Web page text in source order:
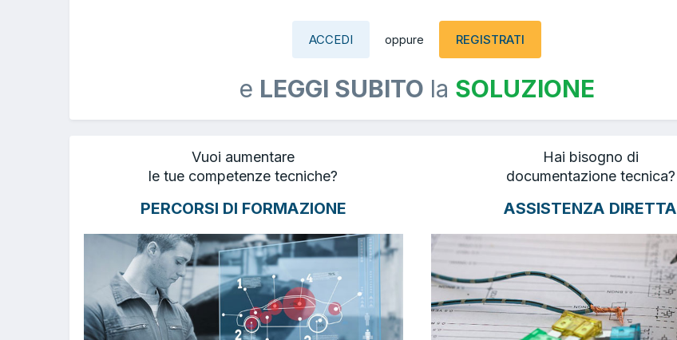
ACCEDI oppure REGISTRATI
e LEGGI SUBITO la SOLUZIONE
Vuoi aumentare
le tue competenze tecniche?
PERCORSI DI FORMAZIONE
Hai bisogno di
documentazione tecnica?
ASSISTENZA DIRETTA